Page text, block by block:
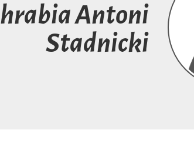
hrabia Antoni
Stadnicki